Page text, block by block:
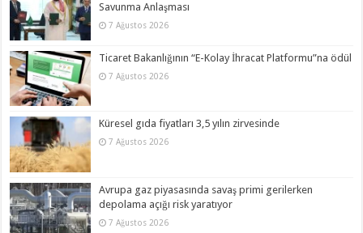
Savunma Anlaşması
7 Ağustos 2026
Ticaret Bakanlığının “E-Kolay İhracat Platformu”na ödül
7 Ağustos 2026
Küresel gıda fiyatları 3,5 yılın zirvesinde
7 Ağustos 2026
Avrupa gaz piyasasında savaş primi gerilerken
depolama açığı risk yaratıyor
7 Ağustos 2026